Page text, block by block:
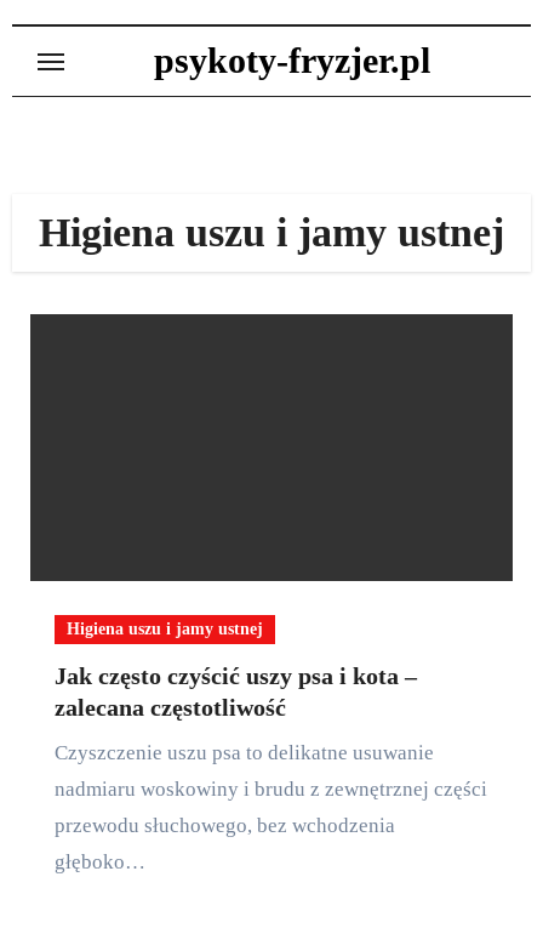
psykoty-fryzjer.pl
Higiena uszu i jamy ustnej
Higiena uszu i jamy ustnej
Jak często czyścić uszy psa i kota –
zalecana częstotliwość
Czyszczenie uszu psa to delikatne usuwanie
nadmiaru woskowiny i brudu z zewnętrznej części
przewodu słuchowego, bez wchodzenia
głęboko…